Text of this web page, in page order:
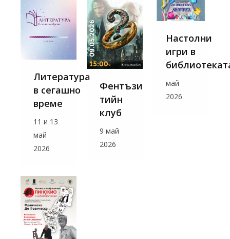
Литература
в сегашно
време
11 и 13
май
2026
Фентъзи
тийн
клуб
9 май
2026
Настолни
игри в
май
2026